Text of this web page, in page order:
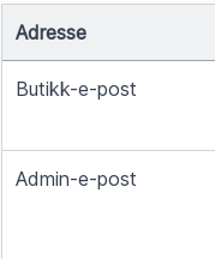
Adresse
Butikk-e-post
Admin-e-post